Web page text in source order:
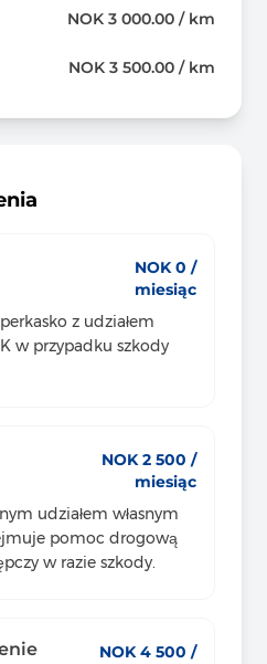
NOK 3 000.00 / km
NOK 3 500.00 / km
NOK 0 /
miesiąc
z udziałem
w przypadku szkody
NOK 2 500 /
miesiąc
udziałem własnym
pomoc drogową
w razie szkody.
NOK 4 500 /